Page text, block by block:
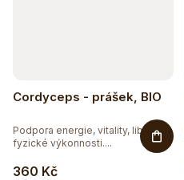
Cordyceps - prášek, BIO
360 Kč
Podpora energie, vitality, libida,
fyzické výkonnosti....